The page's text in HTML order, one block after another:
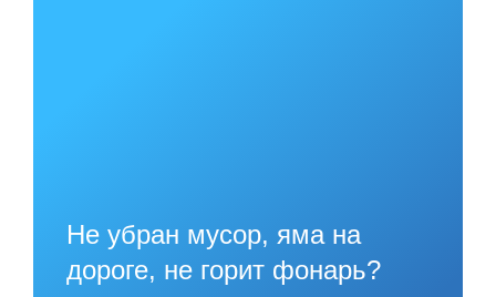
Не убран мусор, яма на
дороге, не горит фонарь?